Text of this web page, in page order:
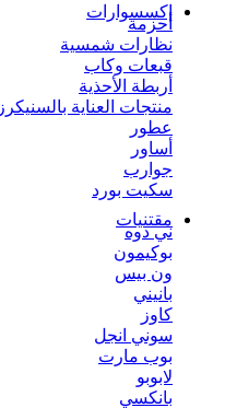
إكسسوارات
أحزمة
نظارات شمسية
قبعات وكاب
أربطة الأحذية
منتجات العناية بالسنيكرز
عطور
أساور
جوارب
سكيت بورد
مقتنيات
ني دوه
بوكيمون
ون بيس
بانيني
كاوز
سوني انجل
بوب مارت
لابوبو
بانكسي